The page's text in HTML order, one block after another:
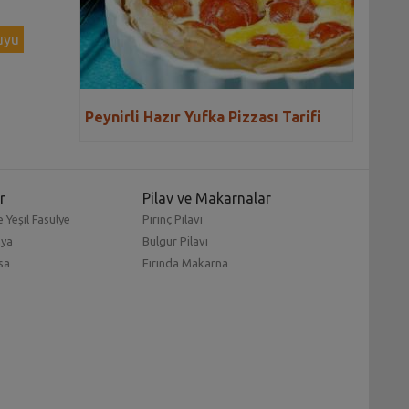
Peynirli Hazır Yufka Pizzası Tarifi
Yeşil Fasulye
Pilav ve Makarnalar
Pirinç Pilavı
Bulgur Pilavı
Fırında Makarna